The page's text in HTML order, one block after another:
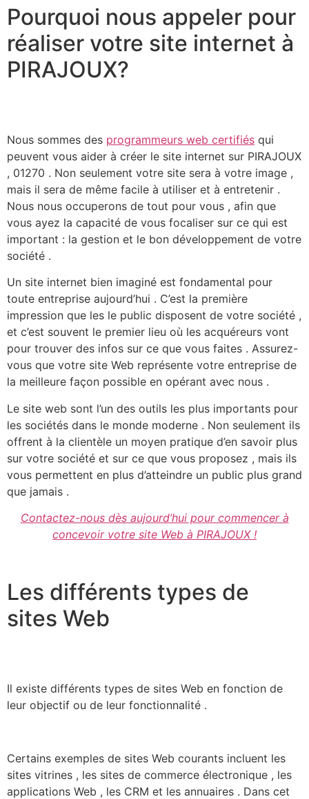
Pourquoi nous appeler pour
réaliser votre site internet à
PIRAJOUX?
Nous sommes des programmeurs web certifiés qui
peuvent vous aider à créer le site internet sur PIRAJOUX
, 01270 . Non seulement votre site sera à votre image ,
mais il sera de même facile à utiliser et à entretenir .
Nous nous occuperons de tout pour vous , afin que
vous ayez la capacité de vous focaliser sur ce qui est
important : la gestion et le bon développement de votre
société .
Un site internet bien imaginé est fondamental pour
toute entreprise aujourd’hui . C’est la première
impression que les le public disposent de votre société ,
et c’est souvent le premier lieu où les acquéreurs vont
pour trouver des infos sur ce que vous faites . Assurez-
vous que votre site Web représente votre entreprise de
la meilleure façon possible en opérant avec nous .
Le site web sont l’un des outils les plus importants pour
les sociétés dans le monde moderne . Non seulement ils
offrent à la clientèle un moyen pratique d’en savoir plus
sur votre société et sur ce que vous proposez , mais ils
vous permettent en plus d’atteindre un public plus grand
que jamais .
Contactez-nous dès aujourd’hui pour commencer à
concevoir votre site Web à PIRAJOUX !
Les différents types de
sites Web
Il existe différents types de sites Web en fonction de
leur objectif ou de leur fonctionnalité .
Certains exemples de sites Web courants incluent les
sites vitrines , les sites de commerce électronique , les
applications Web , les CRM et les annuaires . Dans cet